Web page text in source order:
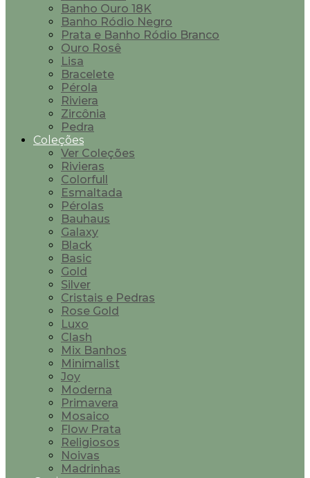
Banho Ouro 18K
Banho Ródio Negro
Prata e Banho Ródio Branco
Ouro Rosê
Lisa
Bracelete
Pérola
Riviera
Zircônia
Pedra
Coleções
Ver Coleções
Rivieras
Colorfull
Esmaltada
Pérolas
Bauhaus
Galaxy
Black
Basic
Gold
Silver
Cristais e Pedras
Rose Gold
Luxo
Clash
Mix Banhos
Minimalist
Joy
Moderna
Primavera
Mosaico
Flow Prata
Religiosos
Noivas
Madrinhas